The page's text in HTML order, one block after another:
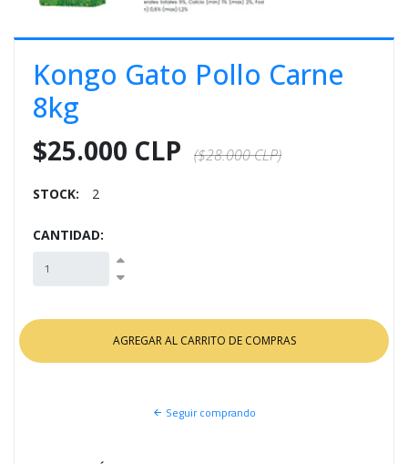
Kongo Gato Pollo Carne
8kg
$25.000 CLP ($28.000 CLP)
STOCK: 2
CANTIDAD:
Seguir comprando